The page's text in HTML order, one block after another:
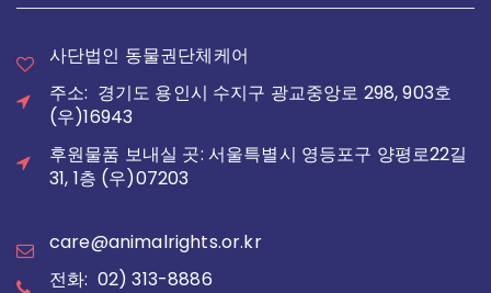
사단법인 동물권단체케어
주소: 경기도 용인시 수지구 광교중앙로 298, 903호
(우)16943
후원물품 보내실 곳: 서울특별시 영등포구 양평로22길
31, 1층 (우)07203
care@animalrights.or.kr
전화: 02) 313-8886